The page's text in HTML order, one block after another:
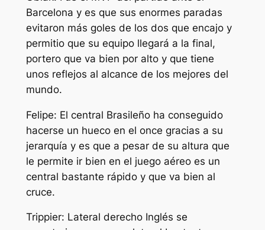
Barcelona y es que sus enormes paradas
evitaron más goles de los dos que encajo y
permitio que su equipo llegará a la final,
portero que va bien por alto y que tiene
unos reflejos al alcance de los mejores del
mundo.
Felipe: El central Brasileño ha conseguido
hacerse un hueco en el once gracias a su
jerarquía y es que a pesar de su altura que
le permite ir bien en el juego aéreo es un
central bastante rápido y que va bien al
cruce.
Trippier: Lateral derecho Inglés se